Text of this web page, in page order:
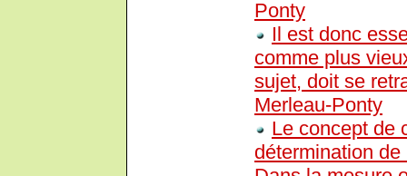
Ponty
Il est donc
comme plus
sujet, doit se
Merleau-Ponty
Le concept de
détermination